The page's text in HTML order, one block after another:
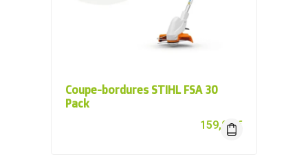
Coupe-bordures STIHL FSA 30
Pack
159,00€